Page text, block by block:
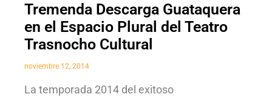
Tremenda Descarga Guataquera
en el Espacio Plural del Teatro
Trasnocho Cultural
noviembre 12, 2014
La temporada 2014 del exitoso